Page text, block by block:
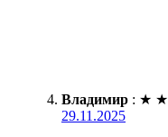
Владимир : ★ ★
29.11.2025